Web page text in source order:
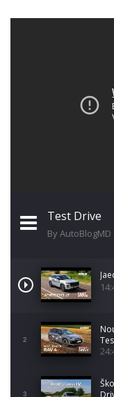
Test Drive
By AutoBlogMD
2
3